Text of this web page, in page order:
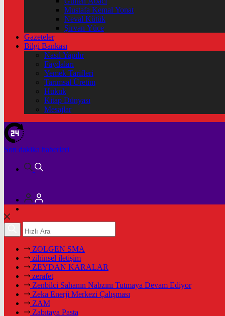
Mustafa Kemal Yonat
Neval Kütük
Şirvan Yüce
Gazeteler
Bilgi Bankası
Nasıl Yapılır
Faydaları
Yemek Tarifleri
Tarımsal Üretim
Hukuk
Kitap Dünyası
Mesajlar
Son dakika haberleri
ZOLGEN SMA
zihinsel iletişim
ZEYDAN KARALAR
zerafet
Zenbilci Sahanın Nabzını Tutmaya Devam Ediyor
Zeka Enerji Merkezi Çalışması
ZAM
Zabıtaya Pasta